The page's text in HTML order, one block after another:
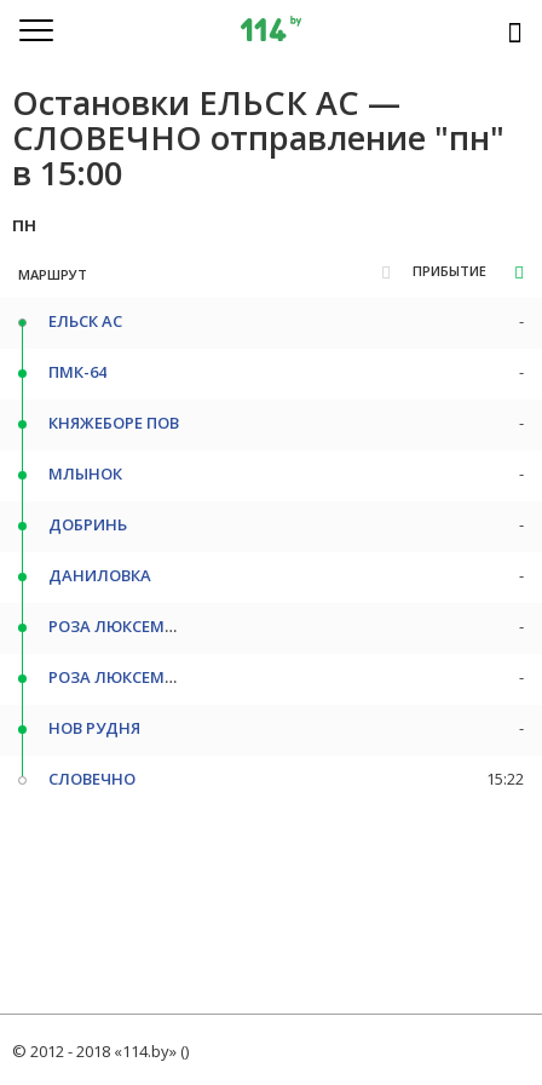
Остановки ЕЛЬСК АС —
СЛОВЕЧНО отправление "пн"
в 15:00
пн
МАРШРУТ ПРИБЫТИЕ
ЕЛЬСК АС -
ПМК-64 -
КНЯЖЕБОРЕ ПОВ -
МЛЫНОК -
ДОБРИНЬ -
ДАНИЛОВКА -
РОЗА ЛЮКСЕМБУРГ П -
РОЗА ЛЮКСЕМБУРГ -
НОВ РУДНЯ -
СЛОВЕЧНО 15:22
© 2012 - 2018 «114.by» ()